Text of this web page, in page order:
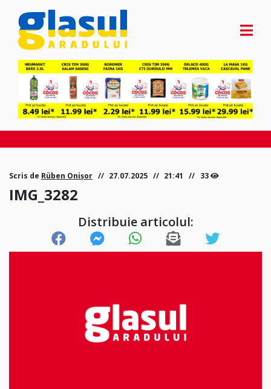
Scris de Rüben Onișor 27.07.2025 21:41 33
IMG_3282
Distribuie articolul: